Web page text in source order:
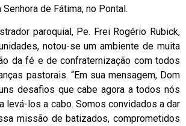
de Fátima, no Pontal.
paroquial, Pe. Frei Rogério Rubick,
notou-se um ambiente de muita
da fé e de confraternização com todos
pastorais. “Em sua mensagem, Dom
desafios que cabe agora a todos nós
levá-los a cabo. Somos convidados a dar
missão de batizados, comprometidos